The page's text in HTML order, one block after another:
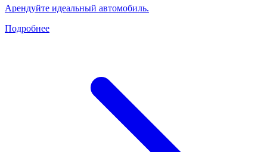
Арендуйте идеальный автомобиль.
Подробнее